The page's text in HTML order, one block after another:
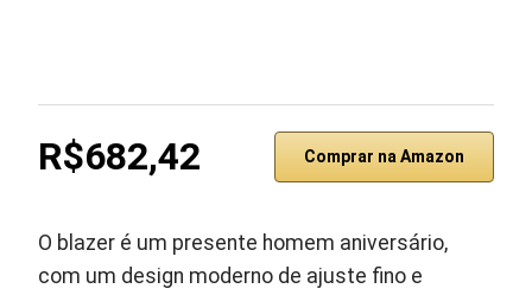
R$682,42 Comprar na Amazon
O blazer é um presente homem aniversário,
com um design moderno de ajuste fino e